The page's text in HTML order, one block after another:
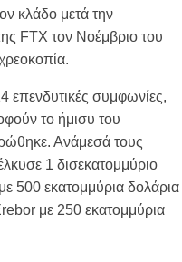
κλάδο μετά την
FTX τον Νοέμβριο του
επενδυτικές συμφωνίες,
το ήμισυ του
Ανάμεσά τους
1 δισεκατομμύριο
500 εκατομμύρια δολάρια
με 250 εκατομμύρια